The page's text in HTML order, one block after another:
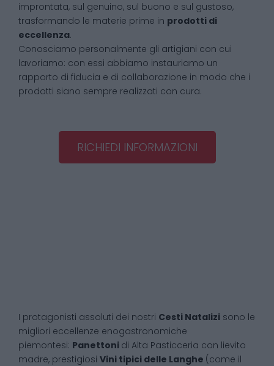
improntata, sul genuino, sul buono e sul gustoso,
trasformando le materie prime in prodotti di
eccellenza.
Conosciamo personalmente gli artigiani con cui
lavoriamo: con essi abbiamo instauriamo un
rapporto di fiducia e di collaborazione in modo che i
prodotti siano sempre realizzati con cura.
RICHIEDI INFORMAZIONI
I protagonisti assoluti dei nostri Cesti Natalizi sono le
migliori eccellenze enogastronomiche
piemontesi: Panettoni di Alta Pasticceria con lievito
madre, prestigiosi Vini tipici delle Langhe (come il